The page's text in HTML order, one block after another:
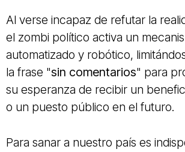
Al verse incapaz de refutar la
el zombi político activa un
automatizado y robótico,
la frase "sin comentarios" para
su esperanza de recibir un
o un puesto público en el futuro.
Para sanar a nuestro país es